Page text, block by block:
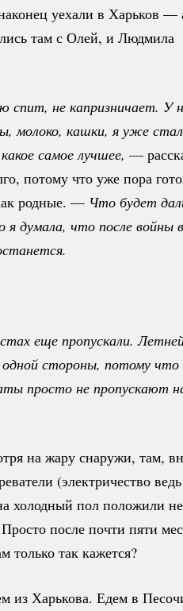
уехали в Харьков —
там с Олей, и Людмила
не капризничает. У
молоко, кашки, я уже
самое лучшее, —
потому что уже пора
родные. — Что будет
я думала, что после войны
еще пропускали.
стороны, потому что
просто не пропускают
на жару снаружи, там,
(электричество
холодный пол положили
после почти пяти
только так кажется?
Харькова. Едем в